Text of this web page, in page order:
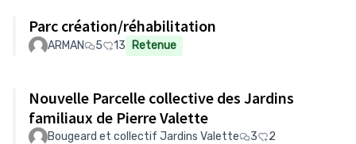
Parc création/réhabilitation
ARMAN 5 13 Retenue
Nouvelle Parcelle collective des Jardins
familiaux de Pierre Valette
Bougeard et collectif Jardins Valette 3
2